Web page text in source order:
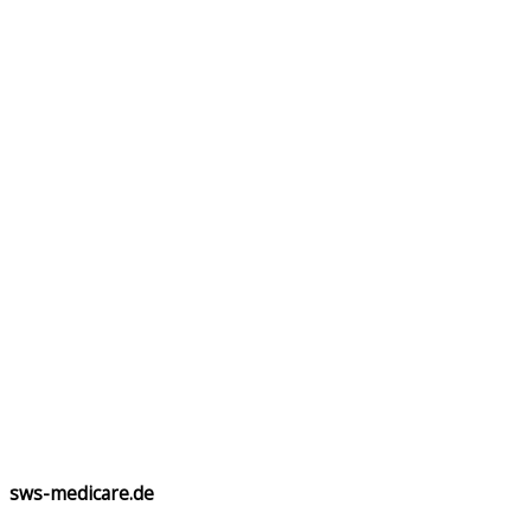
sws-medicare.de